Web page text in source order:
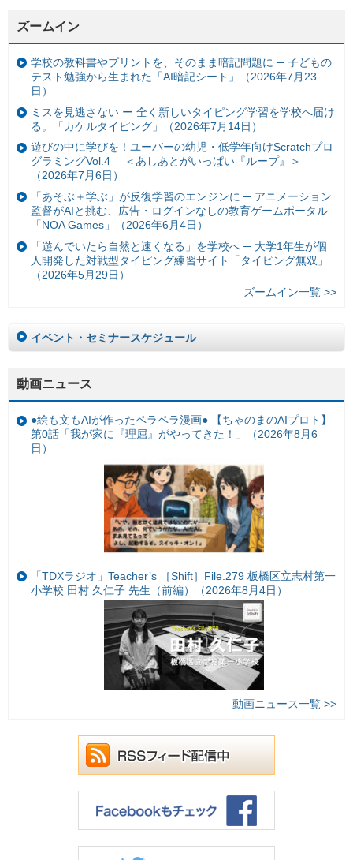
ズームイン
学校の教科書やプリントを、そのまま暗記問題に ─ 子どもの
テスト勉強から生まれた「AI暗記シート」（2026年7月23
日）
ミスを見逃さない ー 全く新しいタイピング学習を学校へ届け
る。「カケルタイピング」（2026年7月14日）
遊びの中に学びを！ユーバーの幼児・低学年向けScratchプロ
グラミングVol.4 ＜あしあとがいっぱい『ループ』＞
（2026年7月6日）
「あそぶ＋学ぶ」が反復学習のエンジンに ─ アニメーション
監督がAIと挑む、広告・ログインなしの教育ゲームポータル
「NOA Games」（2026年6月4日）
「遊んでいたら自然と速くなる」を学校へ ─ 大学1年生が個
人開発した対戦型タイピング練習サイト「タイピング無双」
（2026年5月29日）
ズームイン一覧 >>
イベント・セミナースケジュール
動画ニュース
●絵も文もAIが作ったペラペラ漫画● 【ちゃのまのAIプロト】
第0話「我が家に『理屈』がやってきた！」（2026年8月6
日）
「TDXラジオ」Teacher’s ［Shift］File.279 板橋区立志村第一
小学校 田村 久仁子 先生（前編）（2026年8月4日）
動画ニュース一覧 >>